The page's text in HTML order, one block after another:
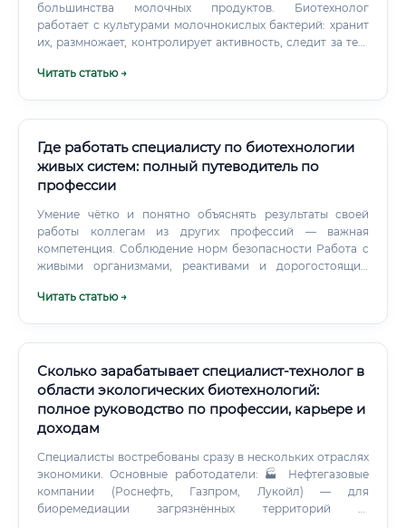
большинства молочных продуктов. Биотехнолог
работает с культурами молочнокислых бактерий: хранит
их, размножает, контролирует активность, следит за тем,
безопасные культуры. Это требует знаний
Читать статью →
Где работать специалисту по биотехнологии
живых систем: полный путеводитель по
профессии
Умение чётко и понятно объяснять результаты своей
работы коллегам из других профессий — важная
компетенция. Соблюдение норм безопасности Работа с
живыми организмами, реактивами и дорогостоящим
биологической безопасности. Специалист должен уметь
Читать статью →
Сколько зарабатывает специалист-технолог в
области экологических биотехнологий:
полное руководство по профессии, карьере и
доходам
Специалисты востребованы сразу в нескольких отраслях
экономики. Основные работодатели: 🏭 Нефтегазовые
компании (Роснефть, Газпром, Лукойл) — для
биоремедиации загрязнённых территорий 🌊